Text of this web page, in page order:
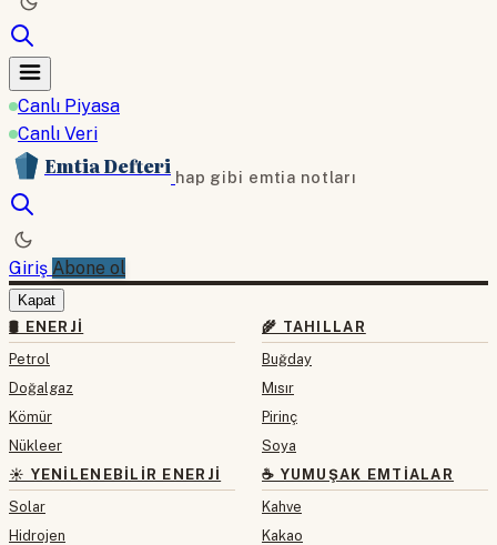
Canlı Piyasa
Canlı Veri
Emtia Defteri hap gibi emtia notları
Giriş Abone ol
Kapat
🛢 ENERJI
Petrol
Doğalgaz
Kömür
Nükleer
☀️ YENILENEBILIR ENERJI
Solar
Hidrojen
🌾 TAHILLAR
Buğday
Mısır
Pirinç
Soya
☕ YUMUŞAK EMTIALAR
Kahve
Kakao